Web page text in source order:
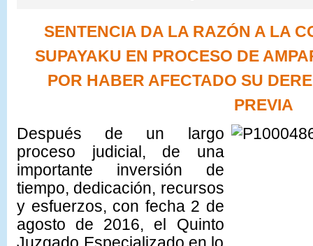
SENTENCIA DA LA RAZÓN A LA
SUPAYAKU EN PROCESO DE
POR HABER AFECTADO SU
PREVIA
Después de un largo
proceso judicial, de una
importante inversión de
tiempo, dedicación, recursos
y esfuerzos, con fecha 2 de
agosto de 2016, el Quinto